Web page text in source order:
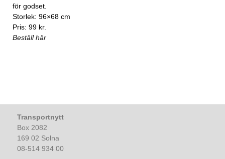
för godset.
Storlek: 96×68 cm
Pris: 99 kr.
Beställ här
Transportnytt
Box 2082
169 02 Solna
08-514 934 00